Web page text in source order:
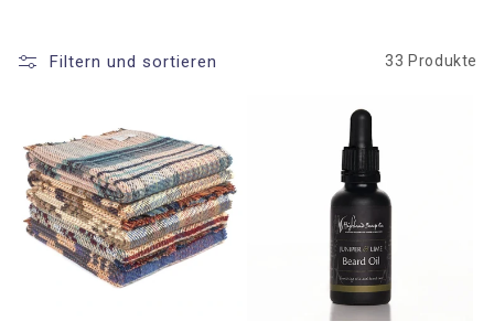
Filtern und sortieren 33 Produkte